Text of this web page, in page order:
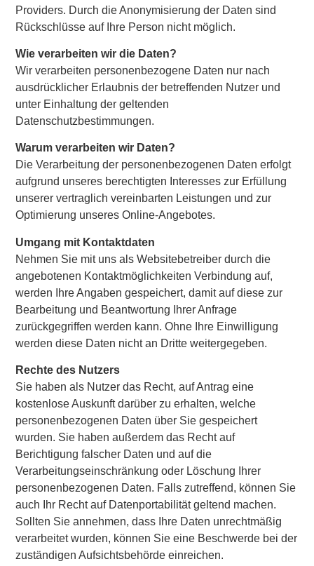
Providers. Durch die Anonymisierung der Daten sind
Rückschlüsse auf Ihre Person nicht möglich.
Wie verarbeiten wir die Daten?
Wir verarbeiten personenbezogene Daten nur nach
ausdrücklicher Erlaubnis der betreffenden Nutzer und
unter Einhaltung der geltenden
Datenschutzbestimmungen.
Warum verarbeiten wir Daten?
Die Verarbeitung der personenbezogenen Daten erfolgt
aufgrund unseres berechtigten Interesses zur Erfüllung
unserer vertraglich vereinbarten Leistungen und zur
Optimierung unseres Online-Angebotes.
Umgang mit Kontaktdaten
Nehmen Sie mit uns als Websitebetreiber durch die
angebotenen Kontaktmöglichkeiten Verbindung auf,
werden Ihre Angaben gespeichert, damit auf diese zur
Bearbeitung und Beantwortung Ihrer Anfrage
zurückgegriffen werden kann. Ohne Ihre Einwilligung
werden diese Daten nicht an Dritte weitergegeben.
Rechte des Nutzers
Sie haben als Nutzer das Recht, auf Antrag eine
kostenlose Auskunft darüber zu erhalten, welche
personenbezogenen Daten über Sie gespeichert
wurden. Sie haben außerdem das Recht auf
Berichtigung falscher Daten und auf die
Verarbeitungseinschränkung oder Löschung Ihrer
personenbezogenen Daten. Falls zutreffend, können Sie
auch Ihr Recht auf Datenportabilität geltend machen.
Sollten Sie annehmen, dass Ihre Daten unrechtmäßig
verarbeitet wurden, können Sie eine Beschwerde bei der
zuständigen Aufsichtsbehörde einreichen.